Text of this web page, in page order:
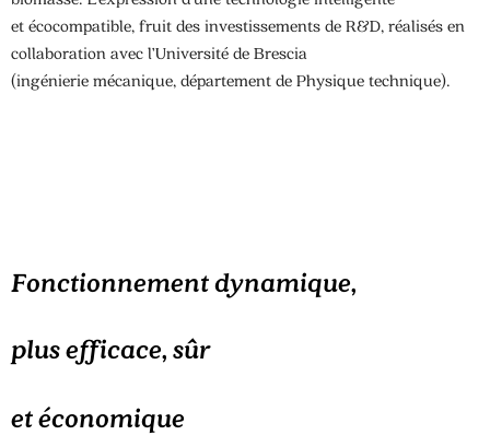
et écocompatible, fruit des investissements de R&D, réalisés en
collaboration avec l’Université de Brescia
(ingénierie mécanique, département de Physique technique).
Fonctionnement dynamique,
plus efficace, sûr
et économique